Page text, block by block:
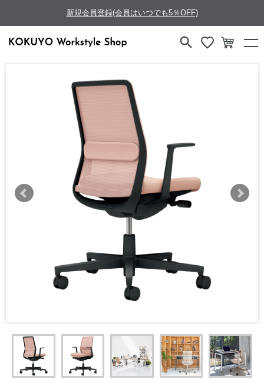
新規会員登録(会員はいつでも5％OFF)